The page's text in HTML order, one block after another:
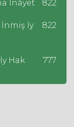
İnâyet 822
İy
822
Hak
777